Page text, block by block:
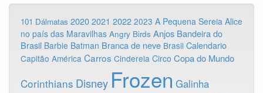
101 Dálmatas 2020 2021 2022 2023 A Pequena Sereia Alice
no país das Maravilhas Angry Birds Anjos Bandeira do
Brasil Barbie Batman Branca de neve Brasil Calendario
Capitão América Carros Cinderela Circo Copa do Mundo
Corinthians Disney Frozen Galinha